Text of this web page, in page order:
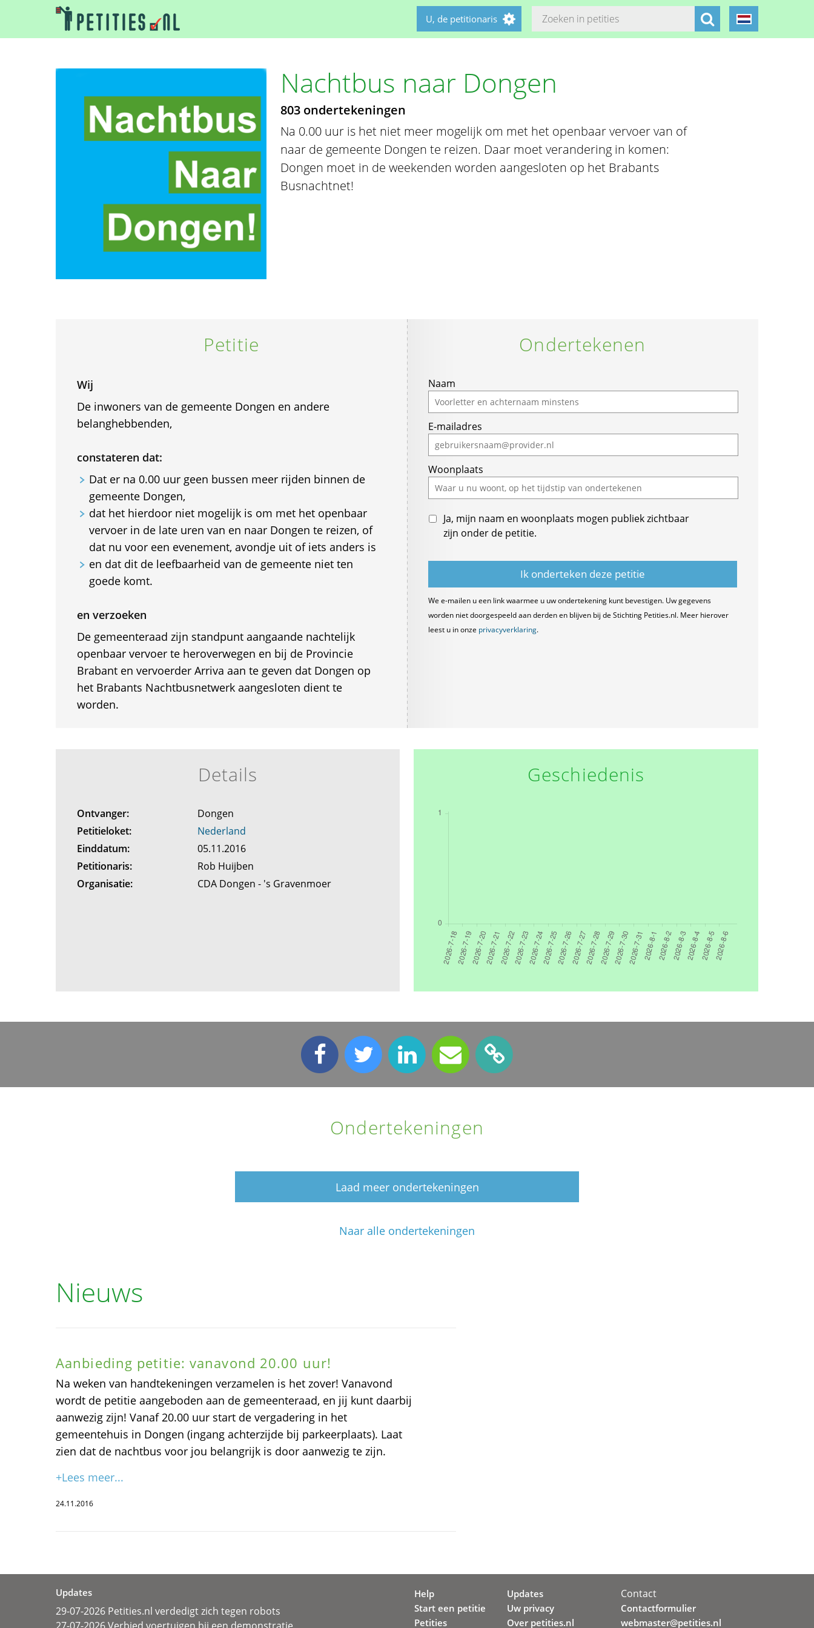
U, de petitionaris
Nachtbus naar Dongen
803 ondertekeningen
Na 0.00 uur is het niet meer mogelijk om met het openbaar vervoer van of
naar de gemeente Dongen te reizen. Daar moet verandering in komen:
Dongen moet in de weekenden worden aangesloten op het Brabants
Busnachtnet!
Petitie
Wij
De inwoners van de gemeente Dongen en andere
belanghebbenden,
constateren dat:
Dat er na 0.00 uur geen bussen meer rijden binnen de
gemeente Dongen,
dat het hierdoor niet mogelijk is om met het openbaar
vervoer in de late uren van en naar Dongen te reizen, of
dat nu voor een evenement, avondje uit of iets anders is
en dat dit de leefbaarheid van de gemeente niet ten
goede komt.
en verzoeken
De gemeenteraad zijn standpunt aangaande nachtelijk
openbaar vervoer te heroverwegen en bij de Provincie
Brabant en vervoerder Arriva aan te geven dat Dongen op
het Brabants Nachtbusnetwerk aangesloten dient te
worden.
Ondertekenen
Naam
E-mailadres
Woonplaats
Ja, mijn naam en woonplaats mogen publiek zichtbaar
zijn onder de petitie.
We e-mailen u een link waarmee u uw ondertekening kunt bevestigen. Uw gegevens
worden niet doorgespeeld aan derden en blijven bij de Stichting Petities.nl. Meer hierover
leest u in onze privacyverklaring.
Details
Ontvanger:
Dongen
Petitieloket:
Nederland
Einddatum:
05.11.2016
Petitionaris:
Rob Huijben
Organisatie:
CDA Dongen - 's Gravenmoer
Geschiedenis
Ondertekeningen
Laad meer ondertekeningen
Naar alle ondertekeningen
Nieuws
Aanbieding petitie: vanavond 20.00 uur!
Na weken van handtekeningen verzamelen is het zover! Vanavond
wordt de petitie aangeboden aan de gemeenteraad, en jij kunt daarbij
aanwezig zijn! Vanaf 20.00 uur start de vergadering in het
gemeentehuis in Dongen (ingang achterzijde bij parkeerplaats). Laat
zien dat de nachtbus voor jou belangrijk is door aanwezig te zijn.
+Lees meer...
24.11.2016
Updates
29-07-2026 Petities.nl verdedigt zich tegen robots
Help
Start een petitie
Petities
Updates
Uw privacy
Over petities.nl
Contact
Contactformulier
webmaster@petities.nl